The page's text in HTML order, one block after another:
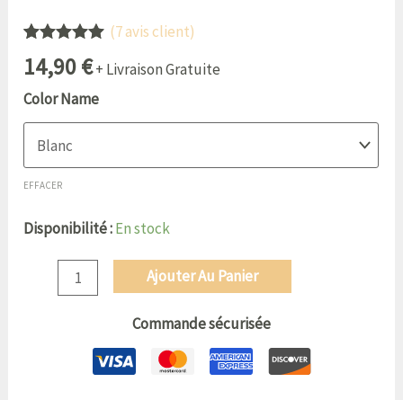
sur 5
notations
(7avis client)
14,90€+ Livraison Gratuite
Color Name
EFFACER
Disponibilité :En stock
Ajouter Au Panier
Commande sécurisée